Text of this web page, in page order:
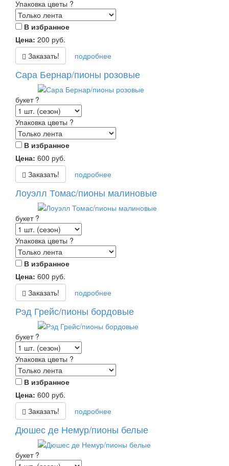
Упаковка цветы ?
В избранное
Цена: 200 руб.
Заказать!
подробнее
Сара Бернар/пионы розовые
букет ?
Упаковка цветы ?
В избранное
Цена: 600 руб.
Заказать!
подробнее
Лоуэлл Томас/пионы малиновые
букет ?
Упаковка цветы ?
В избранное
Цена: 600 руб.
Заказать!
подробнее
Рэд Грейс/пионы бордовые
букет ?
Упаковка цветы ?
В избранное
Цена: 600 руб.
Заказать!
подробнее
Дюшес де Немур/пионы белые
букет ?